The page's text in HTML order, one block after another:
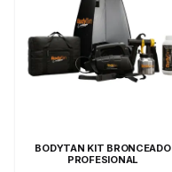
BODYTAN KIT BRONCEADO
PROFESIONAL